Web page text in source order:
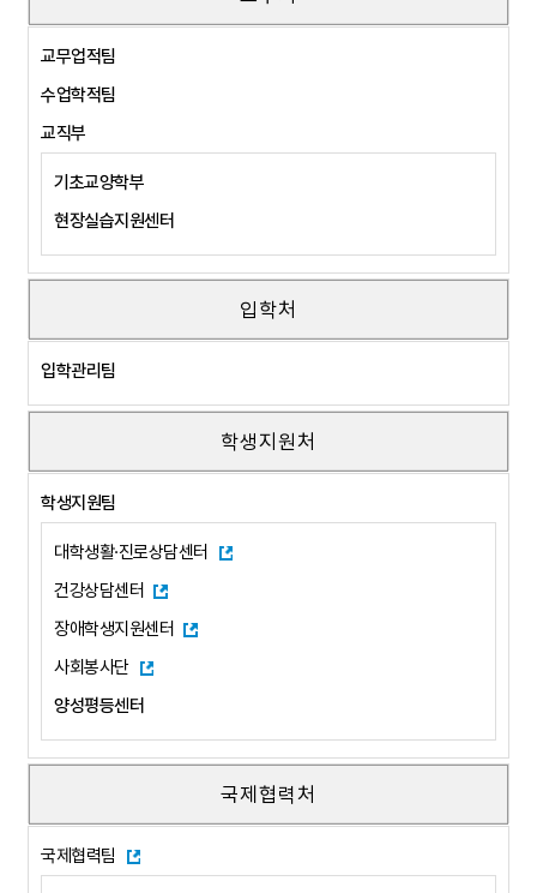
교무업적팀
수업학적팀
교직부
기초교양학부
현장실습지원센터
입학처
입학관리팀
학생지원처
학생지원팀
대학생활·진로상담센터
건강상담센터
장애학생지원센터
사회봉사단
양성평등센터
국제협력처
국제협력팀